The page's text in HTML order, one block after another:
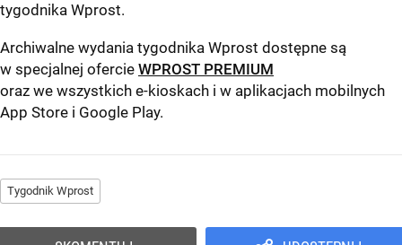
tygodnika Wprost.
Archiwalne wydania tygodnika Wprost dostępne są
w specjalnej ofercie WPROST PREMIUM
oraz we wszystkich e-kioskach i w aplikacjach mobilnych
App Store i Google Play.
Tygodnik Wprost